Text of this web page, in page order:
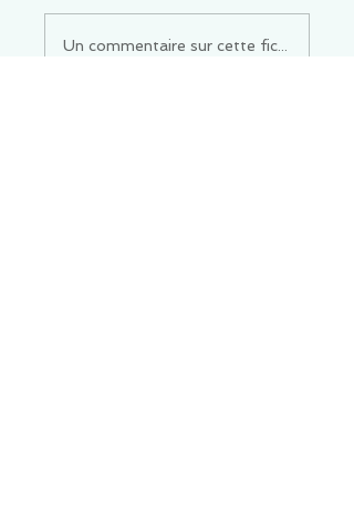
Un commentaire sur cette fiche ou cet